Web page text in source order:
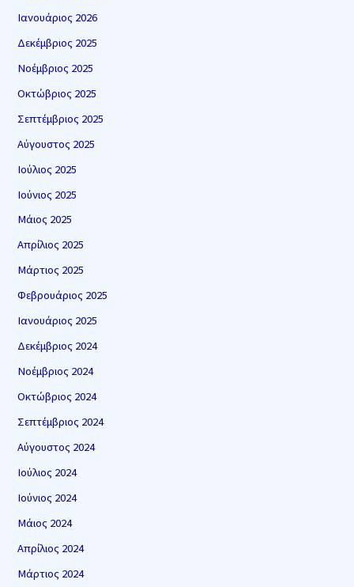
Ιανουάριος 2026
Δεκέμβριος 2025
Νοέμβριος 2025
Οκτώβριος 2025
Σεπτέμβριος 2025
Αύγουστος 2025
Ιούλιος 2025
Ιούνιος 2025
Μάιος 2025
Απρίλιος 2025
Μάρτιος 2025
Φεβρουάριος 2025
Ιανουάριος 2025
Δεκέμβριος 2024
Νοέμβριος 2024
Οκτώβριος 2024
Σεπτέμβριος 2024
Αύγουστος 2024
Ιούλιος 2024
Ιούνιος 2024
Μάιος 2024
Απρίλιος 2024
Μάρτιος 2024